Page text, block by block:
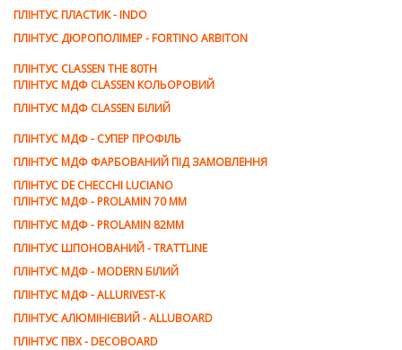
ПЛІНТУС ПЛАСТИК - INDO
ПЛІНТУС ДЮРОПОЛІМЕР - FORTINO ARBITON
ПЛІНТУС CLASSEN THE 80TH
ПЛІНТУС МДФ CLASSEN КОЛЬОРОВИЙ
ПЛІНТУС МДФ CLASSEN БІЛИЙ
ПЛІНТУС МДФ - СУПЕР ПРОФІЛЬ
ПЛІНТУС МДФ ФАРБОВАНИЙ ПІД ЗАМОВЛЕННЯ
ПЛІНТУС DE CHEСCHI LUCIANO
ПЛІНТУС МДФ - PROLAMIN 70 MM
ПЛІНТУС МДФ - PROLAMIN 82ММ
ПЛІНТУС ШПОНОВАНИЙ - TRATTLINE
ПЛІНТУС МДФ - MODERN БІЛИЙ
ПЛІНТУС МДФ - ALLURIVEST-K
ПЛІНТУС АЛЮМІНІЄВИЙ - ALLUBOARD
ПЛІНТУС ПВХ - DECOBOARD